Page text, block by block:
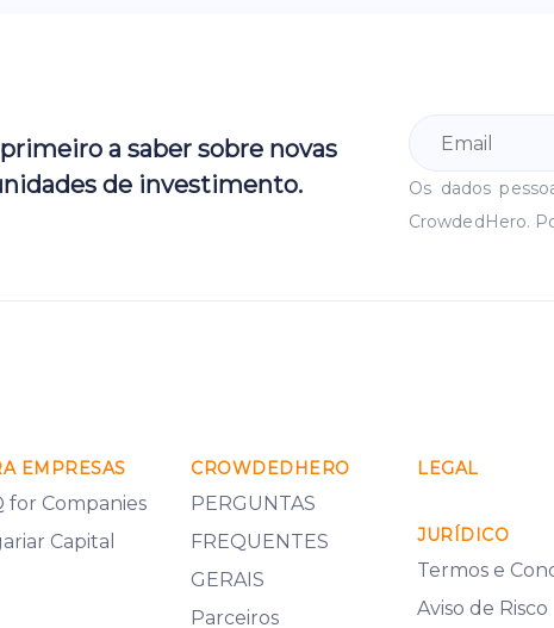
a saber sobre novas
de investimento.
Os dados
CrowdedHero.
EMPRESAS
for Companies
Capital
CROWDEDHERO
PERGUNTAS
FREQUENTES
GERAIS
Parceiros
LEGAL
JURÍDICO
Termos e
Aviso de Risco